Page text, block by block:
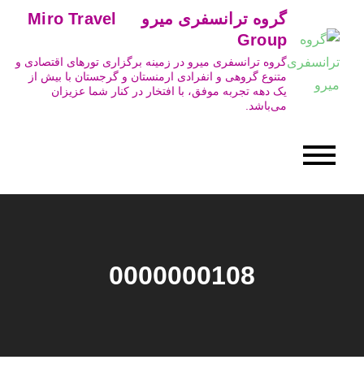
content
گروه ترانسفری میرو Miro Travel
Group
گروه ترانسفری میرو در زمینه برگزاری تورهای اقتصادی و
متنوع گروهی و انفرادی ارمنستان و گرجستان با بیش از
یک دهه تجربه موفق، با افتخار در کنار شما عزیزان
می‌باشد.
0000000108